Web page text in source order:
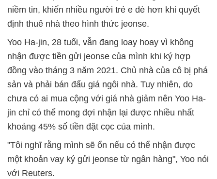
niềm tin, khiến nhiều người trẻ e dè hơn khi quyết
định thuê nhà theo hình thức jeonse.
Yoo Ha-jin, 28 tuổi, vẫn đang loay hoay vì không
nhận được tiền gửi jeonse của mình khi ký hợp
đồng vào tháng 3 năm 2021. Chủ nhà của cô bị phá
sản và phải bán đấu giá ngôi nhà. Tuy nhiên, do
chưa có ai mua cộng với giá nhà giảm nên Yoo Ha-
jin chỉ có thể mong đợi nhận lại được nhiều nhất
khoảng 45% số tiền đặt cọc của mình.
"Tôi nghĩ rằng mình sẽ ổn nếu có thể nhận được
một khoản vay ký gửi jeonse từ ngân hàng", Yoo nói
với Reuters.